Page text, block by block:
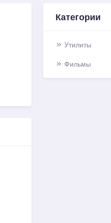
Категории
Утилиты
Фильмы